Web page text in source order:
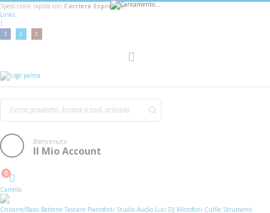
Spedizione rapida con Corriere Espresso!
Links
|
Benvenuto
Il Mio Account
Cart
0
Carrello
Chitarre/Bassi Batterie Tastiere Pianoforti Studio Audio Luci DJ Microfoni Cuffie Strumenti